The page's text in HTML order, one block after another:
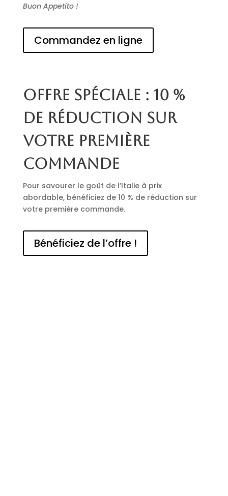
Buon Appetito !
Commandez en ligne
Offre spéciale : 10 %
de réduction sur
votre première
commande
Pour savourer le goût de l’Italie à prix
abordable, bénéficiez de 10 % de réduction sur
votre première commande.
Bénéficiez de l’offre !